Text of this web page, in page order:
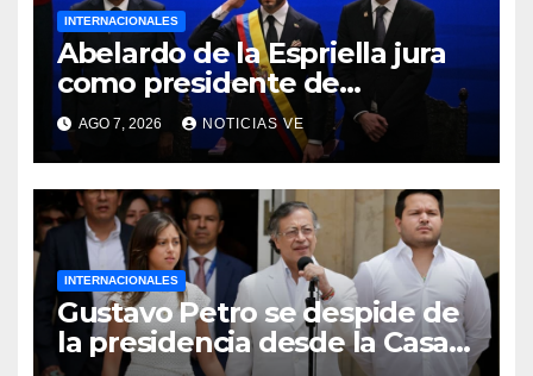
INTERNACIONALES
Abelardo de la Espriella jura
como presidente de
Colombia para el periodo
2026-2030
AGO 7, 2026 NOTICIAS VE
INTERNACIONALES
Gustavo Petro se despide de
la presidencia desde la Casa